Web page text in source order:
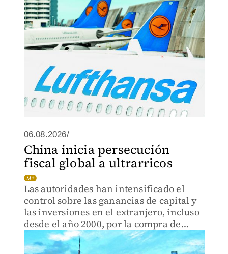
06.08.2026/
China inicia persecución
fiscal global a ultrarricos
Las autoridades han intensificado el
control sobre las ganancias de capital y
las inversiones en el extranjero, incluso
desde el año 2000, por la compra de
inmuebles, metales preciosos y
criptomonedas